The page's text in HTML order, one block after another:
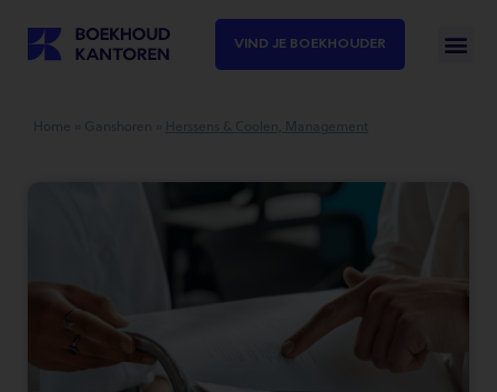
VIND JE BOEKHOUDER